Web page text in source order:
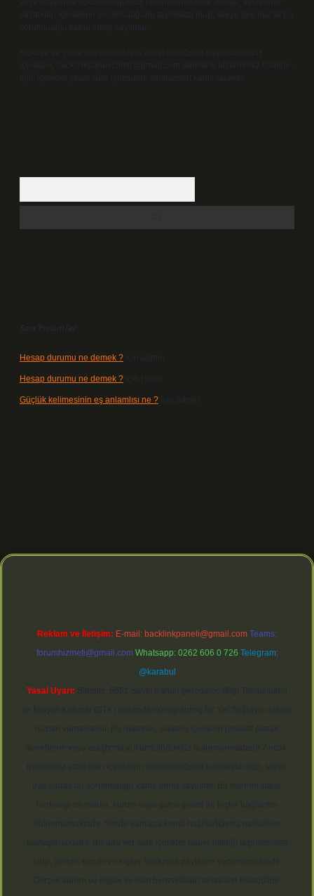
veya araştırma yükümlülüğümüz bulunmamaktadır. Ancak, üyelerimiz
yazdıkları içeriklerin sorumluluğunu taşımakta olup, siteye üye olarak bu
sorumluluğu kabul etmiş sayılırlar.
Hukuka ve yasal düzenlemelere aykırı olduğunu düşündüğünüz
içerikleri,
backlinkpanelicomtr@gmail.com adresine bildirmeniz halinde,
ilgili içerikler yasal süre içerisinde sitemizden kaldırılacaktır.
Son Yorumlar
Hesap durumu ne demek ? için admin
Hesap durumu ne demek ? için Haluk
Güçlük kelimesinin eş anlamlısı ne ? için admin
yeni girişbetexper güvenilir mielexbetgiris.org
Reklam ve İletişim: E-mail: backlinkpaneli@gmail.com Teams:
forumhizmeti@gmail.com Whatsapp: 0262 606 0 726 Telegram:
@karabul
Yasal Uyarı: